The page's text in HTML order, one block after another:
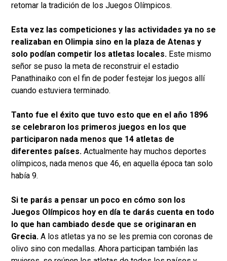
retomar la tradición de los Juegos Olímpicos.
Esta vez las competiciones y las actividades ya no se
realizaban en Olimpia sino en la plaza de Atenas y
solo podían competir los atletas locales. Este mismo
señor se puso la meta de reconstruir el estadio
Panathinaiko con el fin de poder festejar los juegos allí
cuando estuviera terminado.
Tanto fue el éxito que tuvo esto que en el año 1896
se celebraron los primeros juegos en los que
participaron nada menos que 14 atletas de
diferentes países. Actualmente hay muchos deportes
olímpicos, nada menos que 46, en aquella época tan solo
había 9.
Si te parás a pensar un poco en cómo son los
Juegos Olímpicos hoy en día te darás cuenta en todo
lo que han cambiado desde que se originaran en
Grecia. A los atletas ya no se les premia con coronas de
olivo sino con medallas. Ahora participan también las